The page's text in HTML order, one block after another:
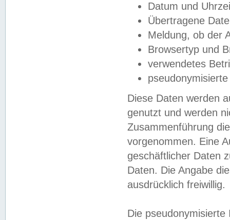
Datum und
Übertragene
Meldung, ob der
Browsertyp und
verwendetes
Diese Daten werden
genutzt und werden
Zusammenführung
vorgenommen. Eine
geschäftlicher Daten
Daten. Die Angabe
ausdrücklich freiwillig.
Die